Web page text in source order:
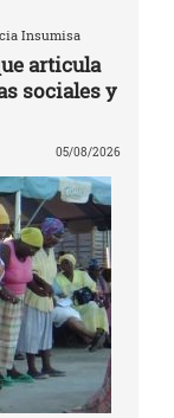
Insumisa
articula
sociales y
05/08/2026